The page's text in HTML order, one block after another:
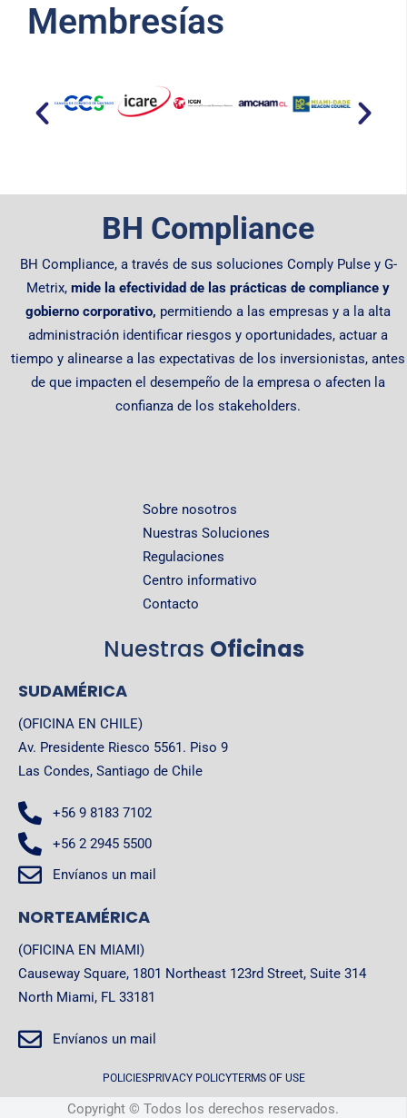
Membresías​
BH Compliance
BH Compliance, a través de sus soluciones Comply Pulse y G-
Metrix, mide la efectividad de las prácticas de compliance y
gobierno corporativo, permitiendo a las empresas y a la alta
administración identificar riesgos y oportunidades, actuar a
tiempo y alinearse a las expectativas de los inversionistas, antes
de que impacten el desempeño de la empresa o afecten la
confianza de los stakeholders.
Sobre nosotros
Nuestras Soluciones
Regulaciones
Centro informativo
Contacto
Nuestras Oficinas
SUDAMÉRICA
(OFICINA EN CHILE)
Av. Presidente Riesco 5561. Piso 9
Las Condes, Santiago de Chile
+56 9 8183 7102
+56 2 2945 5500
Envíanos un mail
NORTEAMÉRICA
(OFICINA EN MIAMI)
Causeway Square, 1801 Northeast 123rd Street, Suite 314
North Miami, FL 33181
Envíanos un mail
POLICIESPRIVACY POLICYTERMS OF USE
Copyright © Todos los derechos reservados.